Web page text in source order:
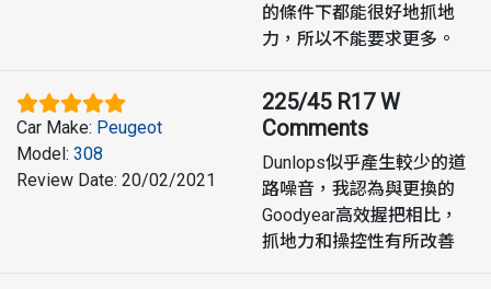
的條件下都能很好地抓地
力，所以不能要求更多。
Car Make: Peugeot
Model: 308
Review Date: 20/02/2021
225/45 R17 W
Comments
Dunlops似乎產生較少的道
路噪音，我認為與更換的
Goodyear高效握把相比，
抓地力和操控性有所改善